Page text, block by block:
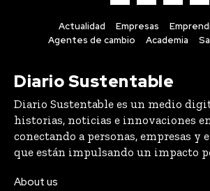
Diario Sustentable
Diario Sustentable es un medio
que están impulsando un impacto
About us
Contact us
Lo último